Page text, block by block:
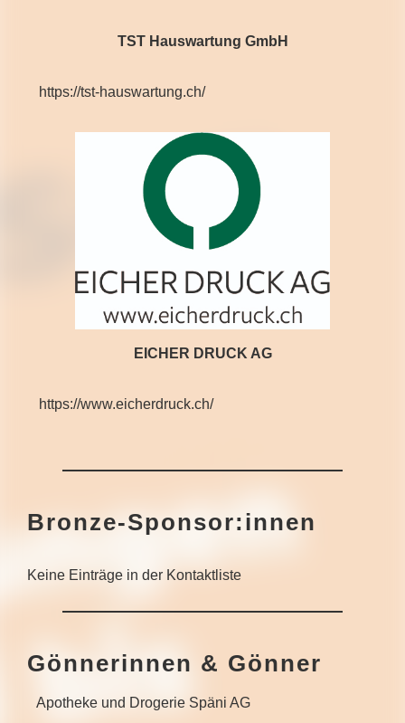
TST Hauswartung GmbH
https://tst-hauswartung.ch/
EICHER DRUCK AG
https://www.eicherdruck.ch/
Bronze-Sponsor:innen
Keine Einträge in der Kontaktliste
Gönnerinnen & Gönner
Apotheke und Drogerie Späni AG